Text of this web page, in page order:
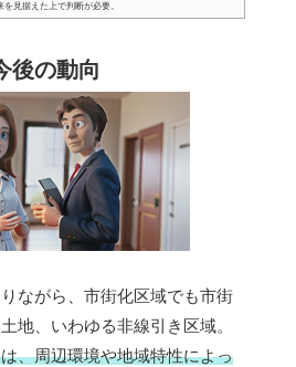
見据えた上で判断が必要。
後の動向
ながら、市街化区域でも市街
地、いわゆる非線引き区域。
、周辺環境や地域特性によっ